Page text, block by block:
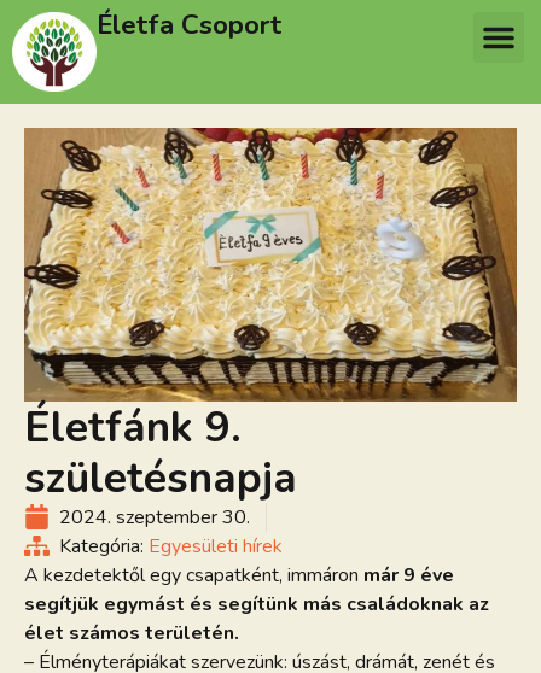
Életfa Csoport
Életfánk 9.
születésnapja
2024. szeptember 30.
Kategória: Egyesületi hírek
A kezdetektől egy csapatként, immáron már 9 éve
segítjük egymást és segítünk más családoknak az
élet számos területén.
– Élményterápiákat szervezünk: úszást, drámát, zenét és